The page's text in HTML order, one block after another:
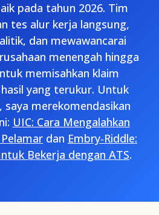
pada tahun 2026. Tim
tes alur kerja langsung,
dan mewawancarai
menengah hingga
memisahkan klaim
yang terukur. Untuk
saya merekomendasikan
UIC: Cara Mengalahkan
dan Embry‑Riddle:
Bekerja dengan ATS.